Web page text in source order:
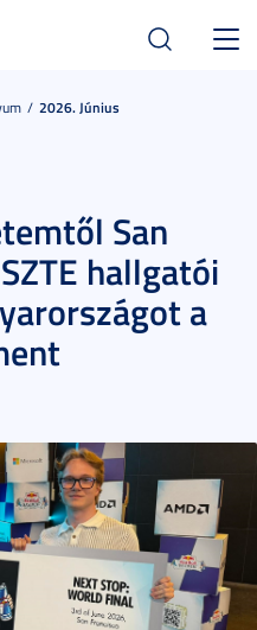
2026. Június
San
hallgatói
a